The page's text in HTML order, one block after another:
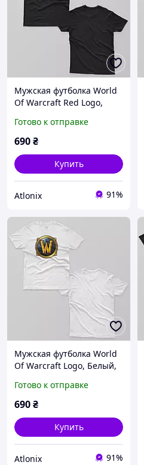
Мужская футболка World
Of Warcraft Red Logo,
Готово к отправке
690₴
Купить
Atlonix 91%
Мужская футболка World
Of Warcraft Logo, Белый,
Готово к отправке
690₴
Купить
Atlonix 91%